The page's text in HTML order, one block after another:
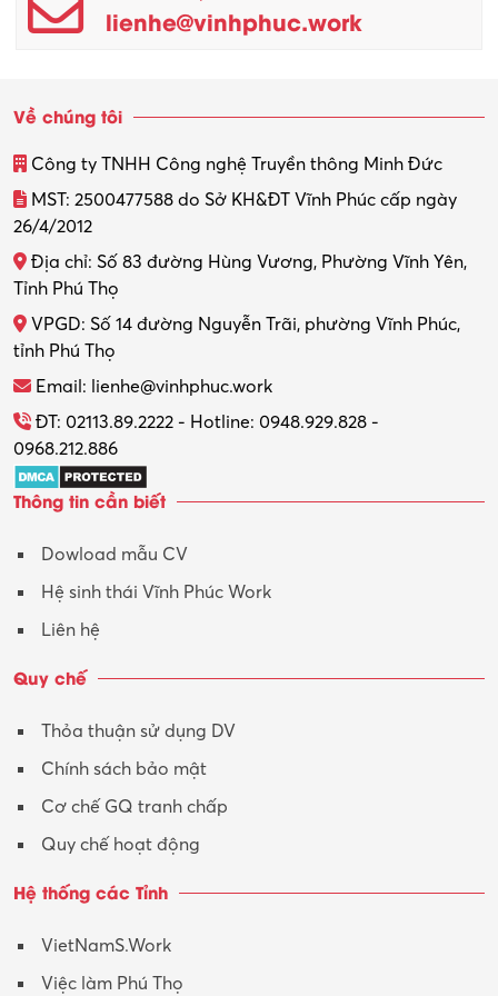
Quản trị kinh doanh
Thiết kế nội thất
Thợ máy – Ô tô – Xe máy
Thực tập
Tổ chức sự kiện – Quà tặng
Trợ lý
Tư vấn
Tư vấn – Kiến trúc
Y tế-Dược
lienhe@vinhphuc.work
Về chúng tôi
Công ty TNHH Công nghệ Truyền thông Minh Đức
MST: 2500477588 do Sở KH&ĐT Vĩnh Phúc cấp ngày
26/4/2012
Địa chỉ: Số 83 đường Hùng Vương, Phường Vĩnh Yên,
Tỉnh Phú Thọ
VPGD: Số 14 đường Nguyễn Trãi, phường Vĩnh Phúc,
tỉnh Phú Thọ
Email: lienhe@vinhphuc.work
ĐT: 02113.89.2222 - Hotline: 0948.929.828 -
0968.212.886
Thông tin cần biết
Dowload mẫu CV
Hệ sinh thái Vĩnh Phúc Work
Liên hệ
Quy chế
Thỏa thuận sử dụng DV
Chính sách bảo mật
Cơ chế GQ tranh chấp
Quy chế hoạt động
Hệ thống các Tỉnh
VietNamS.Work
Việc làm Phú Thọ